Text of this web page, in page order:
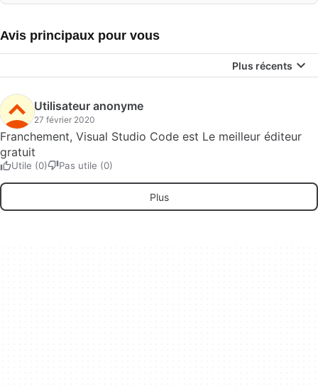
Avis principaux pour vous
Plus récents
Utilisateur anonyme
27 février 2020
Franchement, Visual Studio Code est Le meilleur éditeur
gratuit
Utile (0) Pas utile (0)
Plus